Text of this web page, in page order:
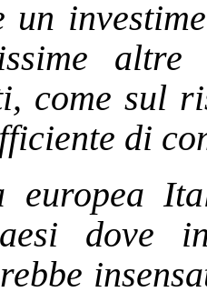
un
come sul
di
europea
dove